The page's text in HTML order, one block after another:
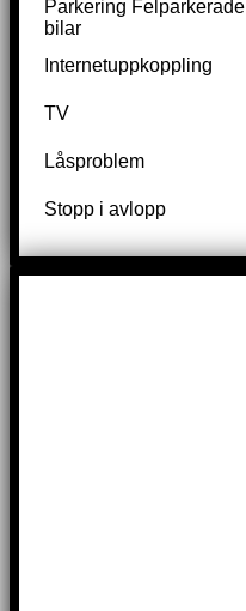
Parkering Felparkerade
bilar
Internetuppkoppling
TV
Låsproblem
Stopp i avlopp